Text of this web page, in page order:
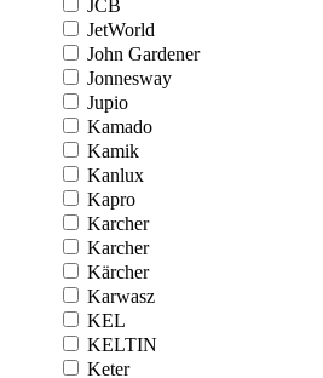
JCB
JetWorld
John Gardener
Jonnesway
Jupio
Kamado
Kamik
Kanlux
Kapro
Karcher
Karcher
Kärcher
Karwasz
KEL
KELTIN
Keter